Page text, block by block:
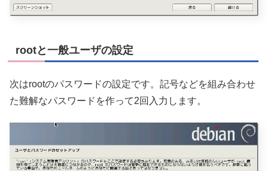
rootと一般ユーザの設定
次はrootのパスワードの設定です。記号などを組み合わせ
た難解なパスワードを作って2回入力します。